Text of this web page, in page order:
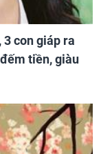
con giáp ra
tiền, giàu